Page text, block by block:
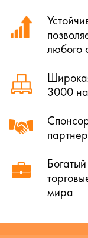
любого
3000
мира